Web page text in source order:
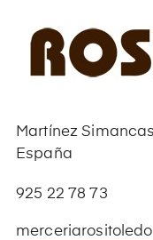
Martínez
España
925 22 78 73